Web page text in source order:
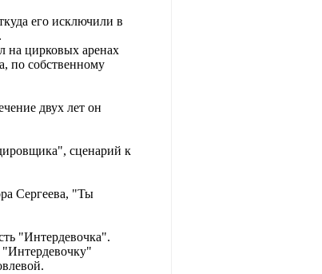
его исключили в
на цирковых аренах
по собственному
двух лет он
сценарий к
Сергеева, "Ты
"Интердевочка".
"Интердевочку"